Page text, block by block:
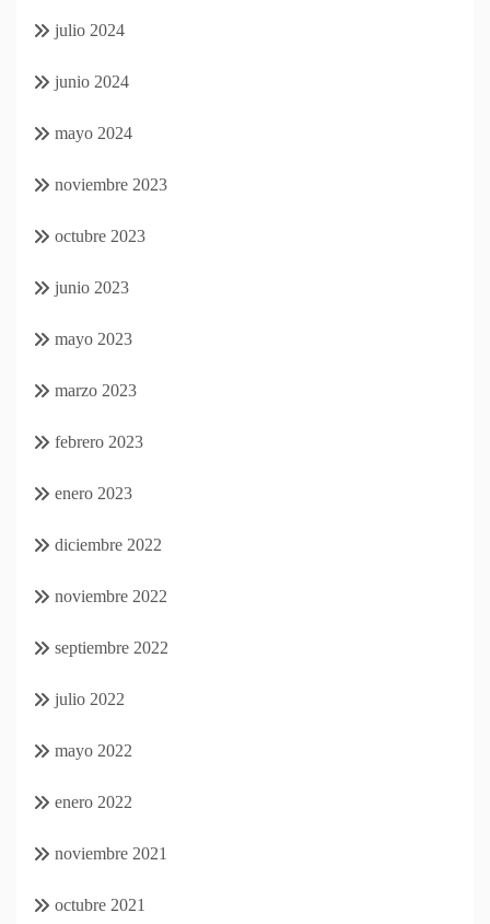
julio 2024
junio 2024
mayo 2024
noviembre 2023
octubre 2023
junio 2023
mayo 2023
marzo 2023
febrero 2023
enero 2023
diciembre 2022
noviembre 2022
septiembre 2022
julio 2022
mayo 2022
enero 2022
noviembre 2021
octubre 2021